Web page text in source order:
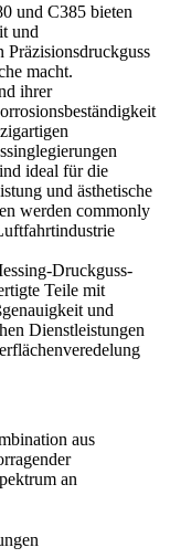
und C385 bieten
und
Präzisionsdruckguss
macht.
ihrer
ideal für die
und ästhetische
werden commonly
Druckguss-
Teile mit
und
Dienstleistungen
aus
an